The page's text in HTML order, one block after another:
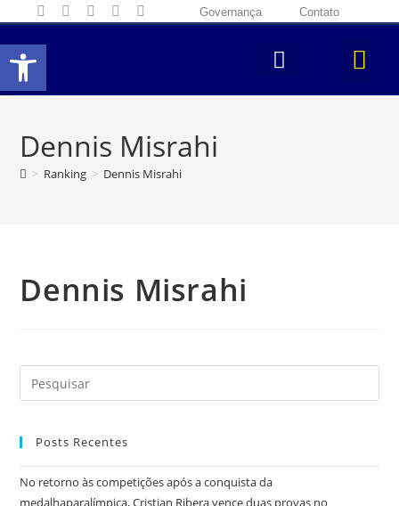
Abrir a barra de ferramentas
Governança Contato
Dennis Misrahi
> Ranking > Dennis Misrahi
Dennis Misrahi
Posts Recentes
No retorno às competições após a conquista da
medalhaparalímpica, Cristian Ribera vence duas provas no